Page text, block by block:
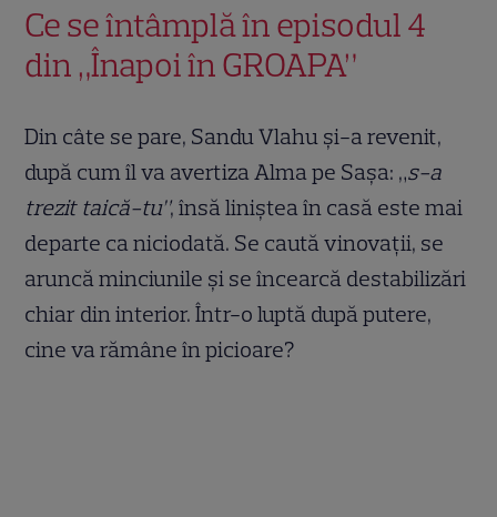
Ce se întâmplă în episodul 4
din „Înapoi în GROAPA”
Din câte se pare, Sandu Vlahu și-a revenit,
după cum îl va avertiza Alma pe Sașa: „s-a
trezit taică-tu”, însă liniștea în casă este mai
departe ca niciodată. Se caută vinovații, se
aruncă minciunile și se încearcă destabilizări
chiar din interior. Într-o luptă după putere,
cine va rămâne în picioare?